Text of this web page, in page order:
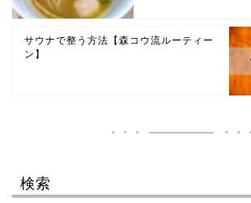
サウナで整う方法【森コウ流ルーティー
ン】
検索